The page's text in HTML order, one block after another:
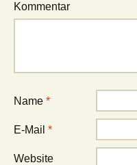
Kommentar
Name *
E-Mail *
Website